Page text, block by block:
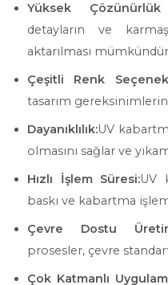
Yüksek
detayların ve
aktarılması
Çeşitli Renk
tasarım
Dayanıklılık:UV
olmasını sağlar ve
Hızlı İşlem Süresi:UV
baskı ve kabartma
Çevre Dostu
prosesler, çevre
Çok Katmanlı